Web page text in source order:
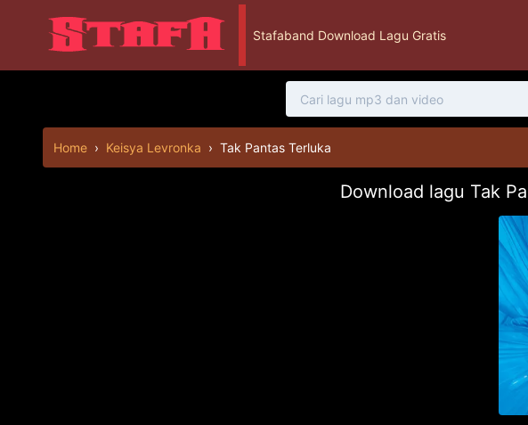
Stafaband Download Lagu Gratis
Home › Keisya Levronka › Tak Pantas Terluka
Download lagu Tak